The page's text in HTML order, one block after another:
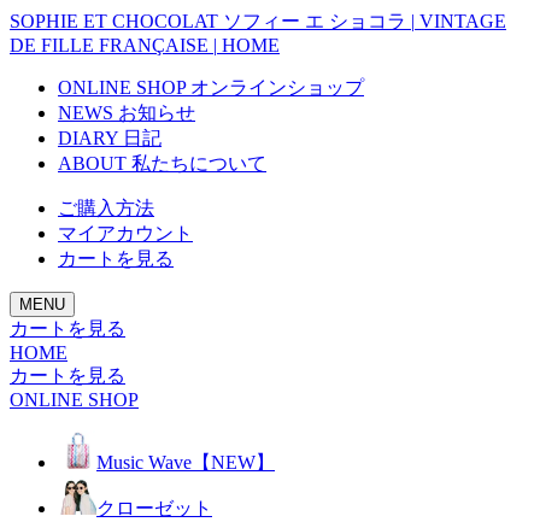
SOPHIE ET CHOCOLAT ソフィー エ ショコラ | VINTAGE
DE FILLE FRANÇAISE | HOME
ONLINE SHOP オンラインショップ
NEWS お知らせ
DIARY 日記
ABOUT 私たちについて
ご購入方法
マイアカウント
カートを見る
MENU
カートを見る
HOME
カートを見る
ONLINE SHOP
Music Wave【NEW】
クローゼット